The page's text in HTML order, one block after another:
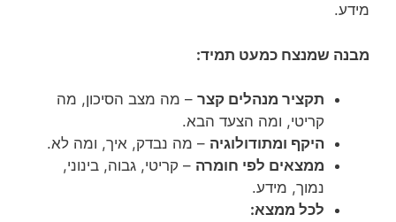
מידע.
מבנה שמנצח כמעט תמיד:
תקציר מנהלים קצר – מה מצב הסיכון, מה
קריטי, ומה הצעד הבא.
היקף ומתודולוגיה – מה נבדק, איך, ומה לא.
ממצאים לפי חומרה – קריטי, גבוה, בינוני,
נמוך, מידע.
לכל ממצא: